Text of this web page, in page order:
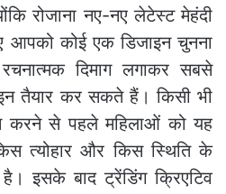
रोजाना नए-नए लेटेस्ट मेहंदी
आपको कोई एक डिजाइन चुनना
दिमाग लगाकर सबसे
तैयार कर सकते हैं। किसी भी
करने से पहले महिलाओं को यह
त्योहार और किस स्थिति के
है। इसके बाद ट्रेंडिंग क्रिएटिव